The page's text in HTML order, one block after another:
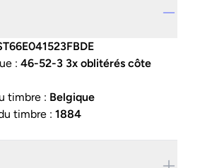
: 46-52-3 3x oblitérés côte
timbre : Belgique
timbre : 1884